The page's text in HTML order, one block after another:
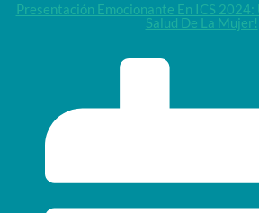
Presentación Emocionante En ICS 2024:
Salud De La Mujer!